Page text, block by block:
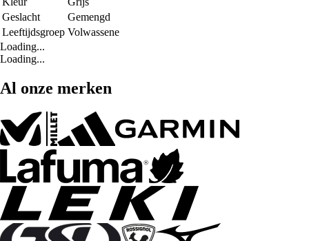
Geslacht
Gemengd
Leeftijdsgroep Volwassene
Loading...
Loading...
Al onze merken